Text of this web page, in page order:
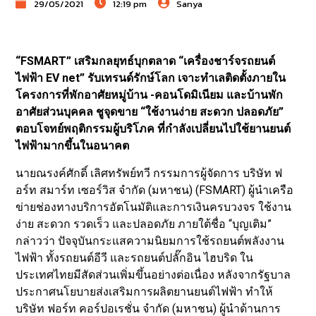
29/05/2021 12:19 pm Sanya
“FSMART” เสริมกลยุทธ์บุกตลาด “เครื่องชาร์จรถยนต์
ไฟฟ้า EV net” รับเทรนด์รักษ์โลก เจาะทำเลติดตั้งภายใน
โครงการที่พักอาศัยหมู่บ้าน -คอนโดมิเนียม และบ้านพัก
อาศัยส่วนบุคคล ชูจุดขาย “ใช้งานง่าย สะดวก ปลอดภัย”
ตอบโจทย์พฤติกรรมผู้บริโภค ที่กำลังเปลี่ยนไปใช้ยานยนต์
ไฟฟ้ามากขึ้นในอนาคต
นายณรงค์ศักดิ์ เลิศทรัพย์ทวี กรรมการผู้จัดการ บริษัท ฟ
อร์ท สมาร์ท เซอร์วิส จำกัด (มหาชน) (FSMART) ผู้นำเครือ
ข่ายช่องทางบริการอัตโนมัติและการเงินครบวงจร ใช้งาน
ง่าย สะดวก รวดเร็ว และปลอดภัย ภายใต้ชื่อ “บุญเติม”
กล่าวว่า ปัจจุบันกระแสความนิยมการใช้รถยนต์พลังงาน
ไฟฟ้า ทั้งรถยนต์อีวี และรถยนต์ปลั๊กอิน ไฮบริด ใน
ประเทศไทยมีสัดส่วนเพิ่มขึ้นอย่างต่อเนื่อง หลังจากรัฐบาล
ประกาศนโยบายส่งเสริมการผลิตยานยนต์ไฟฟ้า ทำให้
บริษัท ฟอร์ท คอร์ปอเรชั่น จำกัด (มหาชน) ผู้นำด้านการ